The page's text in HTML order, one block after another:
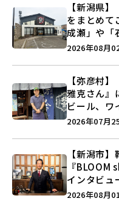
【新潟県
をまとめて
成瀬」や「
営業に幕…
2026年08月
【弥彦村
雅克さん』
ビール、ワ
史”に迫る♪
2026年07月
【新潟市
『
インタビュ
つくる装い
2026年08月